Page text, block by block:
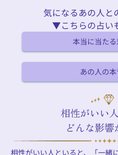
気になるあの人と
▼こちらの占い
本当に当た
あの人の
相性がいい
どんな影響
相性がいい人といると、「一緒